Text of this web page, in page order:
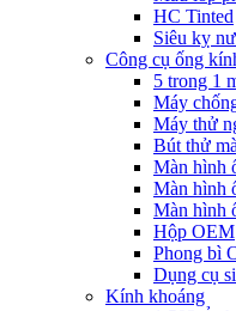
HC Tinted
Siêu kỵ
Công cụ ống
5 trong 1
Máy
Máy thử
Bút thử
Màn hình
Màn hình
Màn hình
Hộp OEM
Phong bì
Dụng cụ
Kính khoáng